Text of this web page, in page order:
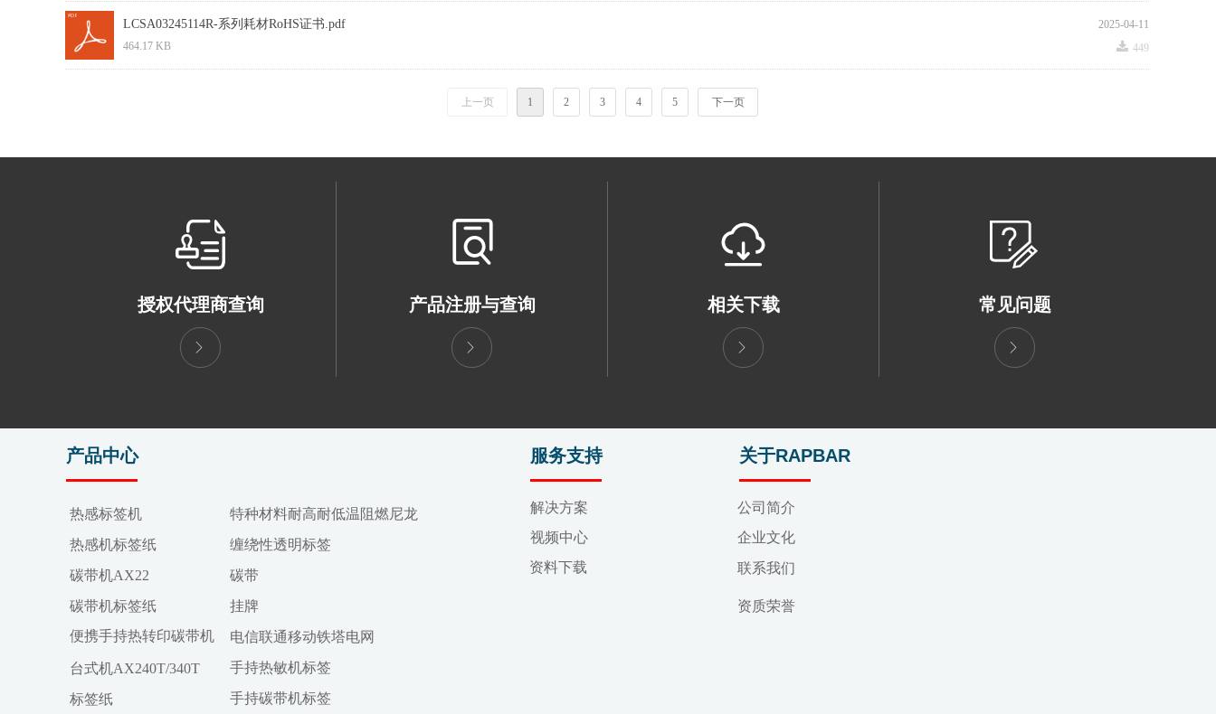
2025-04-11
LCSA03245114R-系列耗材RoHS证书.pdf
끂 449
464.17 KB
上一页 1 2 3 4 5 下一页
产品中心
解决方案
视频中心
资料下载
服务支持
热感标签机
热感机标签纸
碳带机AX22
碳带机标签纸
便携手持热转印碳带机
台式机AX240T/340T
标签纸
特种材料耐高耐低温阻燃尼龙
缠绕性透明标签
碳带
挂牌
电信联通移动铁塔电网
手持热敏机标签
手持碳带机标签
关于RAPBAR
公司简介
企业文化
联系我们
资质荣誉
授权代理商查询
ꁕ
产品注册与查询
ꁕ
相关下载
ꁕ
常见问题
ꁕ